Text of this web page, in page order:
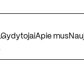
GydytojaiApie mus